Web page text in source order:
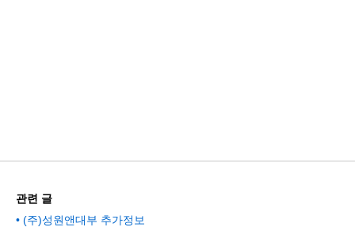
관련 글
(주)성원앤대부 추가정보